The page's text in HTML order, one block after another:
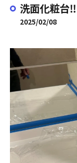
洗面化粧台‼︎
2025/02/08